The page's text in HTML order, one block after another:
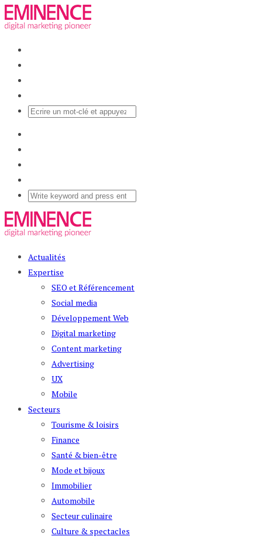
Actualités
Expertise
SEO et Référencement
Social media
Développement Web
Digital marketing
Content marketing
Advertising
UX
Mobile
Secteurs
Tourisme & loisirs
Finance
Santé & bien-être
Mode et bijoux
Immobilier
Automobile
Secteur culinaire
Culture & spectacles